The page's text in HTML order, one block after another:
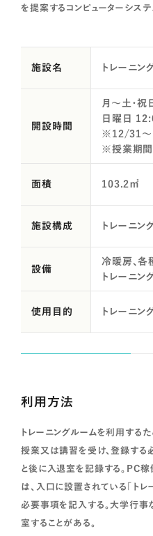
を提案するコンピューターシステ
施設名 トレーニン
開設時間
月～土・
日曜日
※12/31～
※授業期間
面積 103.2㎡
施設構成 トレーニン
設備
冷暖房、各
トレーニン
使用目的 トレーニン
利用方法
トレーニングルームを利用する
授業又は講習を受け、登録する
と後に入退室を記録する。PC
は、入口に設置されている「ト
必要事項を記入する。大学行事
室することがある。